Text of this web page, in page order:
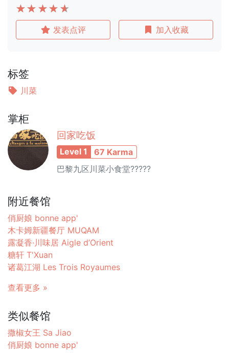
发表点评 加入收藏
标签
川菜
掌柜
回家吃饭
Level 1
67 Karma
巴黎九区川菜小食堂?????
附近餐馆
俏厨娘 bonne app'
木卡姆新疆餐厅 MUQAM
露凝香·川味居 Aigle d’Orient
糖轩 T'Xuan
诸葛江湖 Les Trois Royaumes
查看更多 »
类似餐馆
撒椒女王 Sa Jiao
俏厨娘 bonne app'